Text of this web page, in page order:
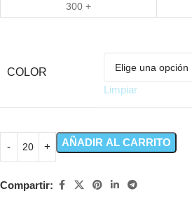
300 +
COLOR
Limpiar
AÑADIR AL CARRITO
Compartir: